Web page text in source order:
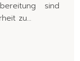
sind
zu…